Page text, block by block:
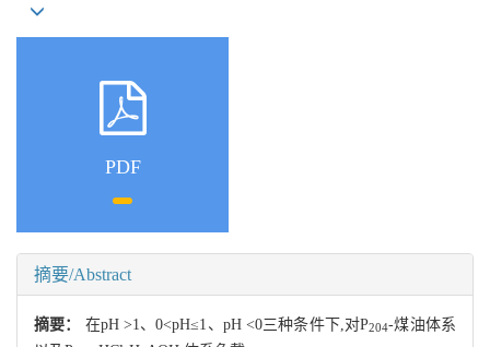
PDF
摘要/Abstract
摘要： 在pH >1、0<pH≤1、pH <0三种条件下,对P204-煤油体系